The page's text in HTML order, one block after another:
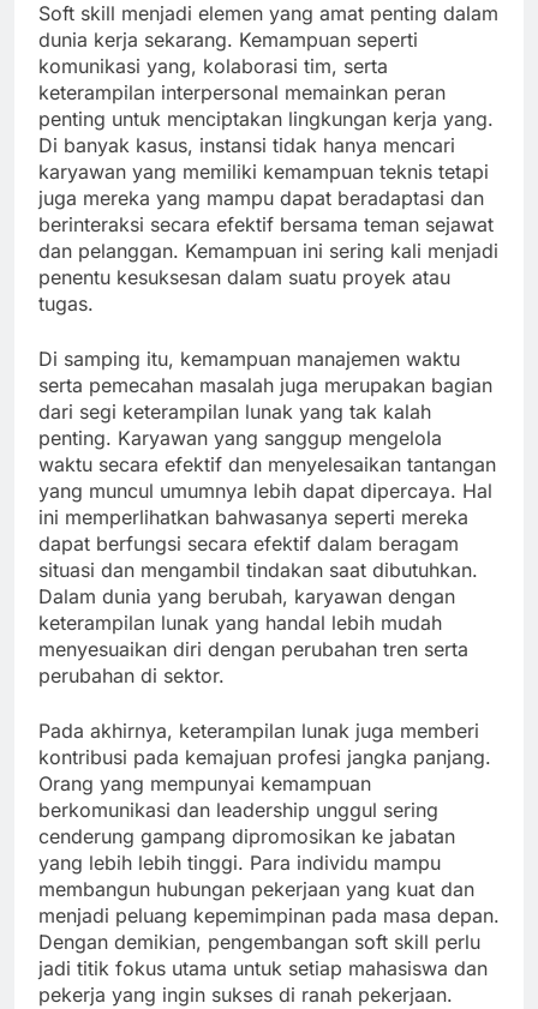
Soft skill menjadi elemen yang amat penting dalam
dunia kerja sekarang. Kemampuan seperti
komunikasi yang, kolaborasi tim, serta
keterampilan interpersonal memainkan peran
penting untuk menciptakan lingkungan kerja yang.
Di banyak kasus, instansi tidak hanya mencari
karyawan yang memiliki kemampuan teknis tetapi
juga mereka yang mampu dapat beradaptasi dan
berinteraksi secara efektif bersama teman sejawat
dan pelanggan. Kemampuan ini sering kali menjadi
penentu kesuksesan dalam suatu proyek atau
tugas.
Di samping itu, kemampuan manajemen waktu
serta pemecahan masalah juga merupakan bagian
dari segi keterampilan lunak yang tak kalah
penting. Karyawan yang sanggup mengelola
waktu secara efektif dan menyelesaikan tantangan
yang muncul umumnya lebih dapat dipercaya. Hal
ini memperlihatkan bahwasanya seperti mereka
dapat berfungsi secara efektif dalam beragam
situasi dan mengambil tindakan saat dibutuhkan.
Dalam dunia yang berubah, karyawan dengan
keterampilan lunak yang handal lebih mudah
menyesuaikan diri dengan perubahan tren serta
perubahan di sektor.
Pada akhirnya, keterampilan lunak juga memberi
kontribusi pada kemajuan profesi jangka panjang.
Orang yang mempunyai kemampuan
berkomunikasi dan leadership unggul sering
cenderung gampang dipromosikan ke jabatan
yang lebih lebih tinggi. Para individu mampu
membangun hubungan pekerjaan yang kuat dan
menjadi peluang kepemimpinan pada masa depan.
Dengan demikian, pengembangan soft skill perlu
jadi titik fokus utama untuk setiap mahasiswa dan
pekerja yang ingin sukses di ranah pekerjaan.